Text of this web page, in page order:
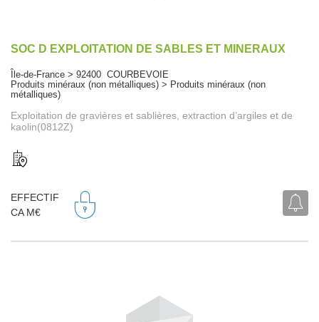
SOC D EXPLOITATION DE SABLES ET MINERAUX
Île-de-France > 92400 COURBEVOIE
Produits minéraux (non métalliques) > Produits minéraux (non
métalliques)
Exploitation de gravières et sablières, extraction d’argiles et de
kaolin(0812Z)
EFFECTIF
CA M€